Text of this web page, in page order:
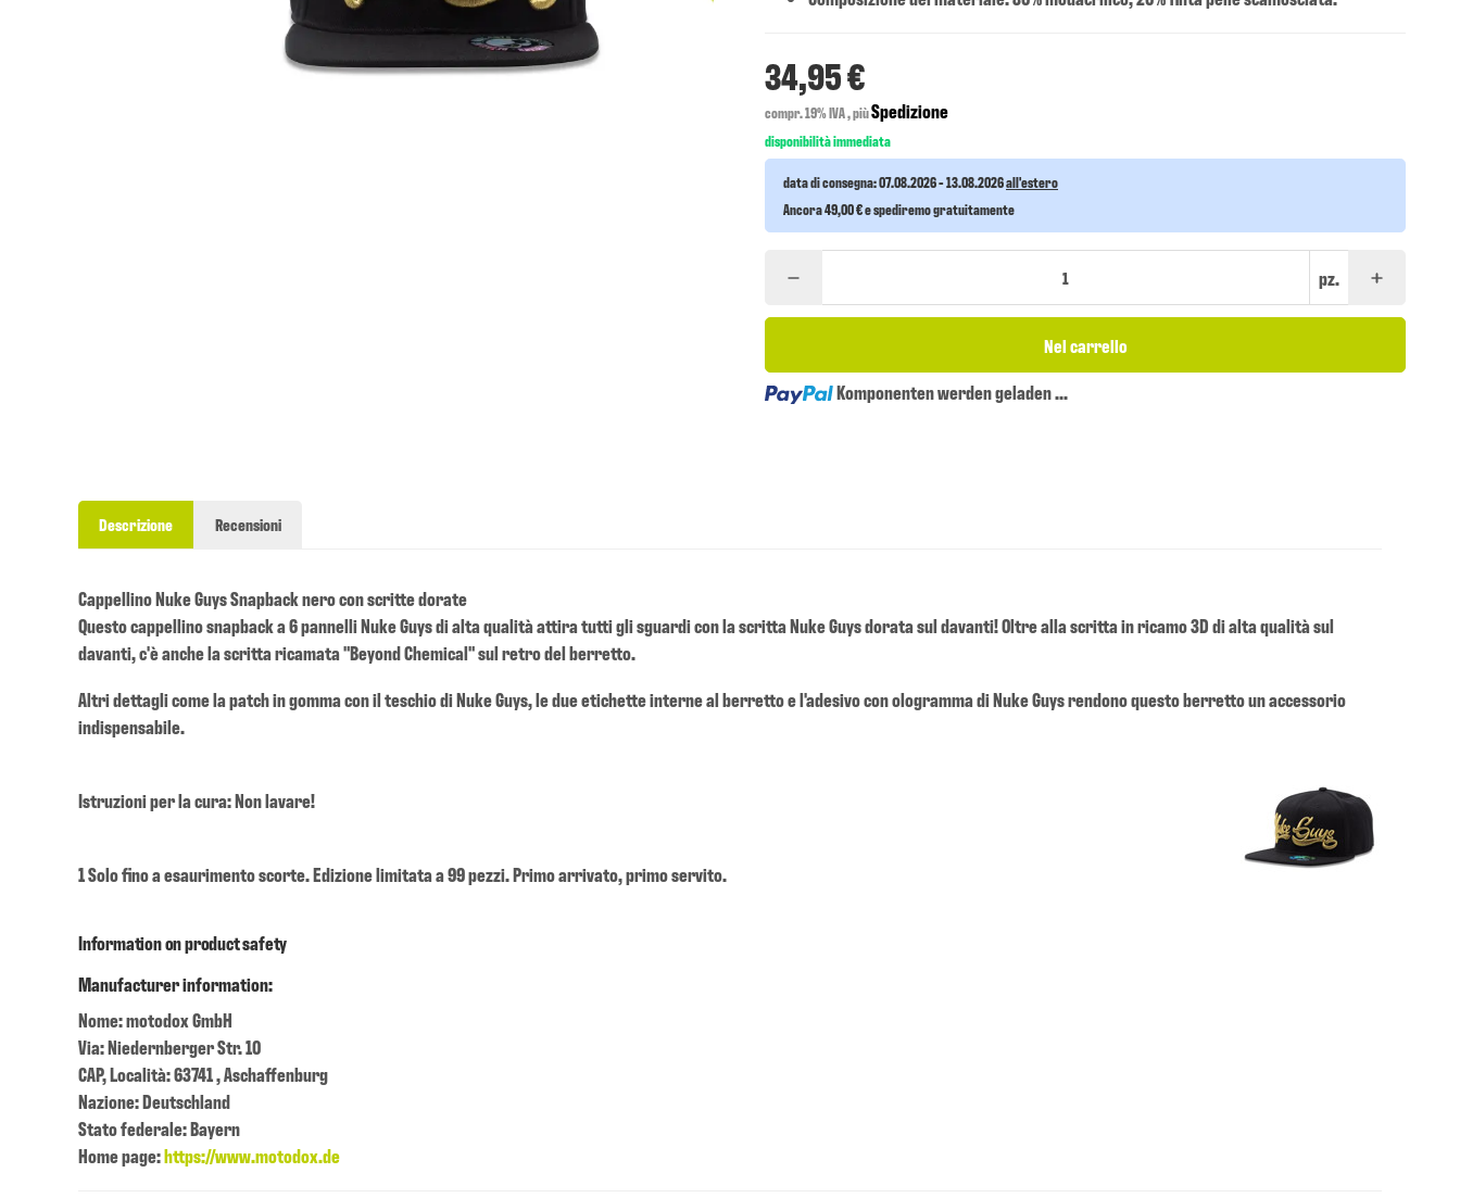
34,95 €
compr. 19% IVA , piùSpedizione
disponibilità immediata
data di consegna:07.08.2026 - 13.08.2026all'estero
Ancora 49,00 € e spediremo gratuitamente
pz.
Nel carrello
Loading...Komponenten werden geladen ...
Descrizione Recensioni
Cappellino Nuke Guys Snapback nero con scritte dorate
Questo cappellino snapback a 6 pannelli Nuke Guys di alta qualità attira tutti gli sguardi con la scritta Nuke Guys dorata sul davanti! Oltre alla scritta in ricamo 3D di alta qualità sul
davanti, c'è anche la scritta ricamata "Beyond Chemical" sul retro del berretto.
Altri dettagli come la patch in gomma con il teschio di Nuke Guys, le due etichette interne al berretto e l'adesivo con ologramma di Nuke Guys rendono questo berretto un accessorio
indispensabile.
Istruzioni per la cura: Non lavare!
1 Solo fino a esaurimento scorte. Edizione limitata a 99 pezzi. Primo arrivato, primo servito.
Information on product safety
Manufacturer information:
Nome: motodox GmbH
Via: Niedernberger Str. 10
CAP, Località: 63741 , Aschaffenburg
Nazione: Deutschland
Stato federale: Bayern
Home page:https://www.motodox.de